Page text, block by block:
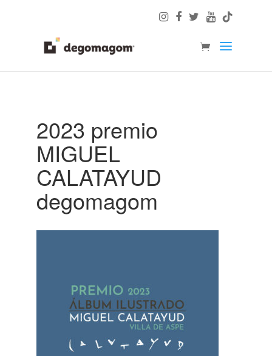
2023 premio
MIGUEL
CALATAYUD
degomagom